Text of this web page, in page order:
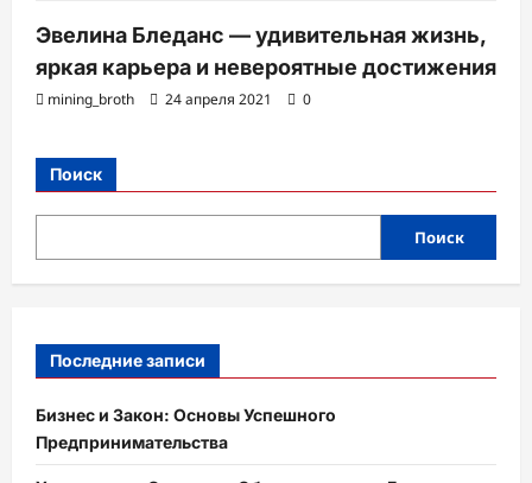
Эвелина Бледанс — удивительная жизнь,
яркая карьера и невероятные достижения
mining_broth 24 апреля 2021 0
Поиск
Поиск
Последние записи
Бизнес и Закон: Основы Успешного
Предпринимательства